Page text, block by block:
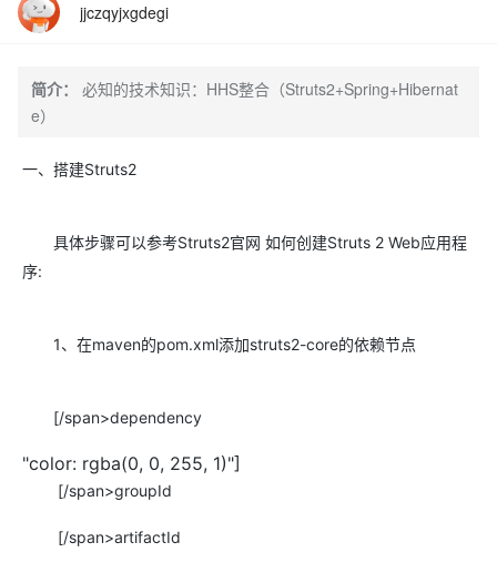
jjczqyjxgdegi
简介：
必知的技术知识：HHS整合（Struts2+Spring+Hibernat
e）
一、搭建Struts2
具体步骤可以参考Struts2官网 如何创建Struts 2 Web应用程
序:
1、在maven的pom.xml添加struts2-core的依赖节点
[/span>dependency
"color: rgba(0, 0, 255, 1)"]
[/span>groupId
[/span>artifactId